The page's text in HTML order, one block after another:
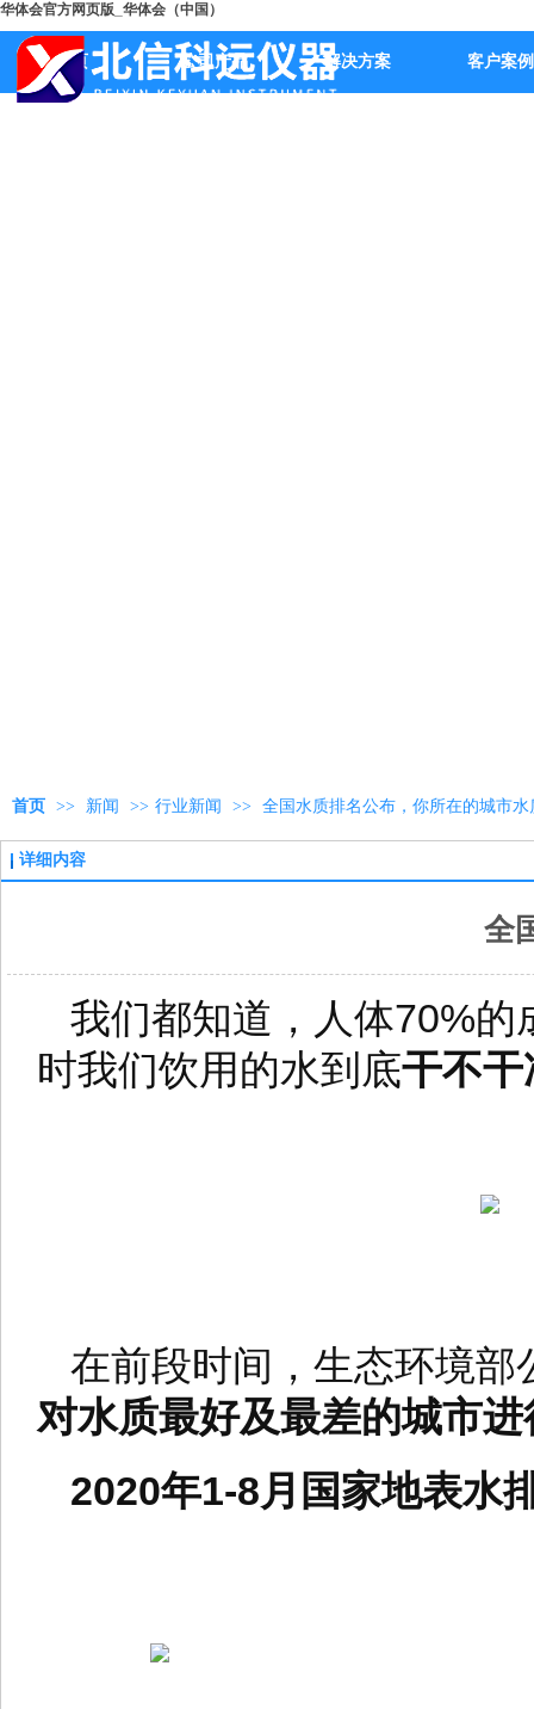
华体会官方网页版_华体会（中国）
首页 公司产品 解决方案 客户案例
首页 >> 新闻 >> 行业新闻 >> 全国水质排名公布，你所在的城市水
详细内容
全
我们都知道，人体70%
时我们饮用的水到底干不
在前段时间，生态环境
对水质最好及最差的城市
2020年1-8月国家地表水